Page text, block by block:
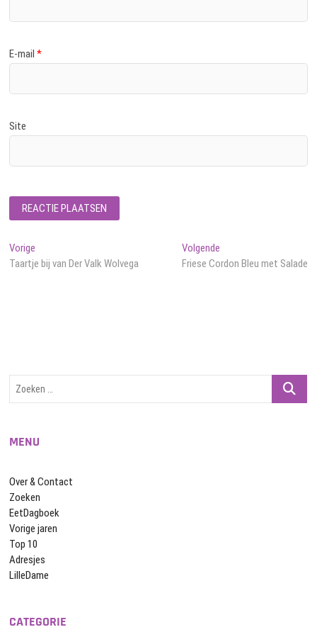
E-mail*
Site
Bericht
navigatie
Vorige
bericht:
Taartje bij van Der Valk Wolvega
VolgendeVolgend
bericht:
Friese Cordon Bleu met Salade
Zoeken
MENU
Over & Contact
Zoeken
EetDagboek
Vorige jaren
Top 10
Adresjes
LilleDame
CATEGORIE